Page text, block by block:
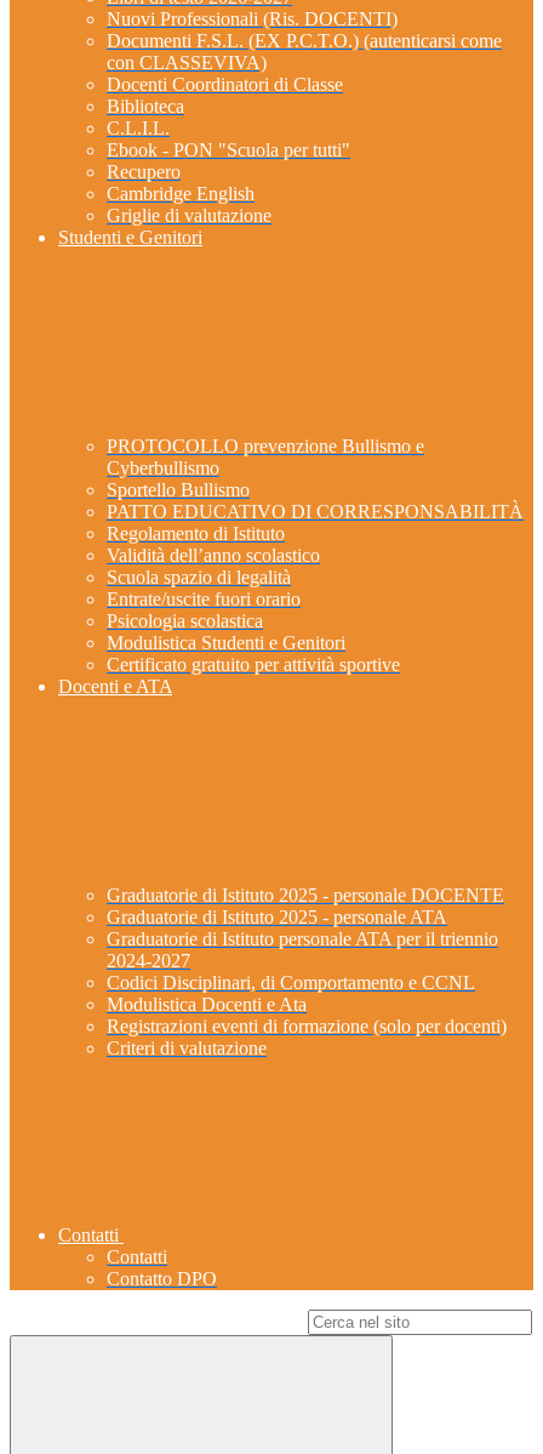
Nuovi Professionali (Ris. DOCENTI)
Documenti F.S.L. (EX P.C.T.O.) (autenticarsi come
con CLASSEVIVA)
Docenti Coordinatori di Classe
Biblioteca
C.L.I.L.
Ebook - PON "Scuola per tutti"
Recupero
Cambridge English
Griglie di valutazione
Studenti e Genitori
PROTOCOLLO prevenzione Bullismo e
Cyberbullismo
Sportello Bullismo
PATTO EDUCATIVO DI CORRESPONSABILITÀ
Regolamento di Istituto
Validità dell’anno scolastico
Scuola spazio di legalità
Entrate/uscite fuori orario
Psicologia scolastica
Modulistica Studenti e Genitori
Certificato gratuito per attività sportive
Docenti e ATA
Graduatorie di Istituto 2025 - personale DOCENTE
Graduatorie di Istituto 2025 - personale ATA
Graduatorie di Istituto personale ATA per il triennio
2024-2027
Codici Disciplinari, di Comportamento e CCNL
Modulistica Docenti e Ata
Registrazioni eventi di formazione (solo per docenti)
Criteri di valutazione
Contatti
Contatti
Contatto DPO